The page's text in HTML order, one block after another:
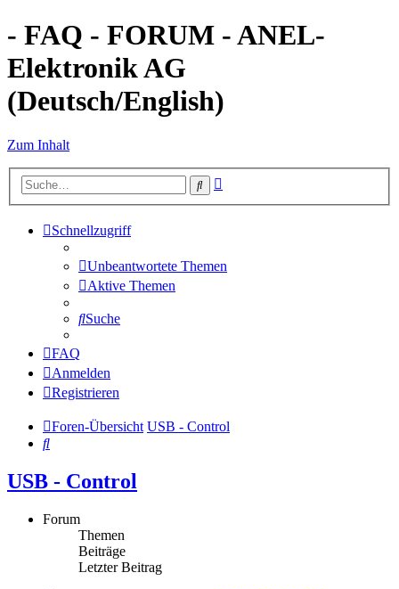
- FAQ - FORUM - ANEL-
Elektronik AG
(Deutsch/English)
Zum Inhalt
Suche
Schnellzugriff
Unbeantwortete Themen
Aktive Themen
Suche
FAQ
Anmelden
Registrieren
Foren-Übersicht USB - Control
Suche
USB - Control
Forum
Themen
Beiträge
Letzter Beitrag